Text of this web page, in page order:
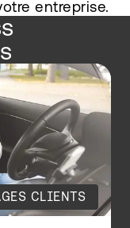
entreprise.
CLIENTS